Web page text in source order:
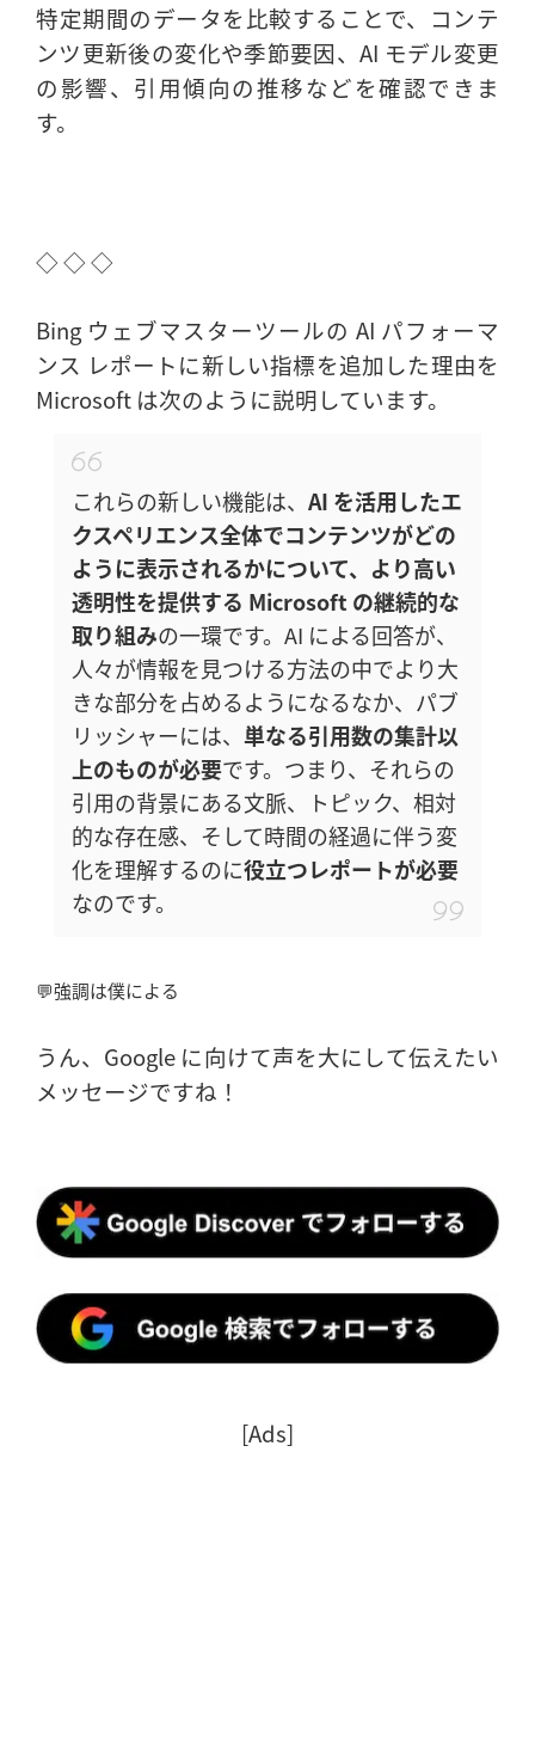
特定期間のデータを比較することで、コンテ
ンツ更新後の変化や季節要因、AI モデル変更
の影響、引用傾向の推移などを確認できま
す。
◇ ◇ ◇
Bing ウェブマスターツールの AI パフォーマ
ンス レポートに新しい指標を追加した理由を
Microsoft は次のように説明しています。
これらの新しい機能は、 AI を活用したエ
クスペリエンス全体でコンテンツがどの
ように表示されるかについて、より高い
透明性を提供する Microsoft の継続的な
取り組みの一環です。AI による回答が、
人々が情報を見つける方法の中でより大
きな部分を占めるようになるなか、パブ
リッシャーには、 単なる引用数の集計以
上のものが必要です。つまり、それらの
引用の背景にある文脈、トピック、相対
的な存在感、そして時間の経過に伴う変
化を理解するのに役立つレポートが必要
なのです。
💬強調は僕による
うん、Google に向けて声を大にして伝えたい
メッセージですね！
[Ads]